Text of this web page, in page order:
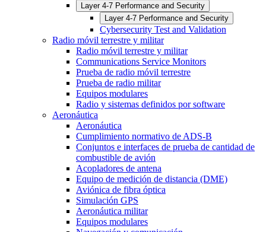
Layer 4-7 Performance and Security
Layer 4-7 Performance and Security
Cybersecurity Test and Validation
Radio móvil terrestre y militar
Radio móvil terrestre y militar
Communications Service Monitors
Prueba de radio móvil terrestre
Prueba de radio militar
Equipos modulares
Radio y sistemas definidos por software
Aeronáutica
Aeronáutica
Cumplimiento normativo de ADS-B
Conjuntos e interfaces de prueba de cantidad de
combustible de avión
Acopladores de antena
Equipo de medición de distancia (DME)
Aviónica de fibra óptica
Simulación GPS
Aeronáutica militar
Equipos modulares